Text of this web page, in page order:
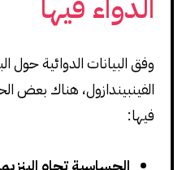
وفق البيانات الدوائية حول
الفينبيندازول، هناك بعض
فيها: